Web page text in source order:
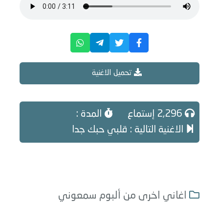
تحميل الاغنية
المدة :
الاغنية التالية : قلبي حبك جدا
اغاني اخرى من ألبوم سمعوني